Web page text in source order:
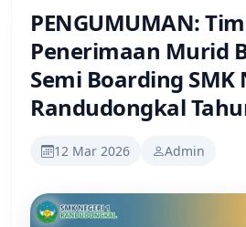
PENGUMUMAN:
Penerimaan Murid
Semi Boarding SMK
Randudongkal
12 Mar 2026 Admin